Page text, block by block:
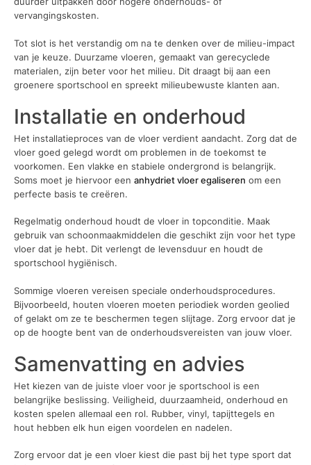
vervangingskosten.
Tot slot is het verstandig om na te denken over de milieu-impact
van je keuze. Duurzame vloeren, gemaakt van gerecyclede
materialen, zijn beter voor het milieu. Dit draagt bij aan een
groenere sportschool en spreekt milieubewuste klanten aan.
Installatie en onderhoud
Het installatieproces van de vloer verdient aandacht. Zorg dat de
vloer goed gelegd wordt om problemen in de toekomst te
voorkomen. Een vlakke en stabiele ondergrond is belangrijk.
Soms moet je hiervoor een anhydriet vloer egaliseren om een
perfecte basis te creëren.
Regelmatig onderhoud houdt de vloer in topconditie. Maak
gebruik van schoonmaakmiddelen die geschikt zijn voor het type
vloer dat je hebt. Dit verlengt de levensduur en houdt de
sportschool hygiënisch.
Sommige vloeren vereisen speciale onderhoudsprocedures.
Bijvoorbeeld, houten vloeren moeten periodiek worden geolied
of gelakt om ze te beschermen tegen slijtage. Zorg ervoor dat je
op de hoogte bent van de onderhoudsvereisten van jouw vloer.
Samenvatting en advies
Het kiezen van de juiste vloer voor je sportschool is een
belangrijke beslissing. Veiligheid, duurzaamheid, onderhoud en
kosten spelen allemaal een rol. Rubber, vinyl, tapijttegels en
hout hebben elk hun eigen voordelen en nadelen.
Zorg ervoor dat je een vloer kiest die past bij het type sport dat